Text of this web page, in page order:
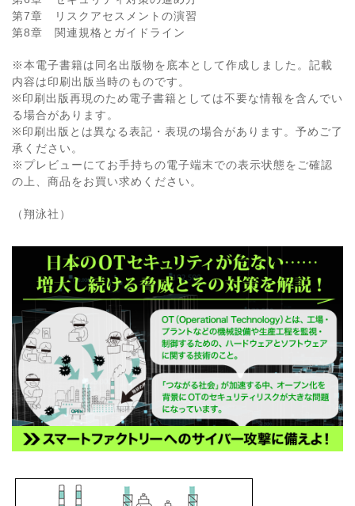
第7章 リスクアセスメントの演習
第8章 関連規格とガイドライン
※本電子書籍は同名出版物を底本として作成しました。記載
内容は印刷出版当時のものです。
※印刷出版再現のため電子書籍としては不要な情報を含んでい
る場合があります。
※印刷出版とは異なる表記・表現の場合があります。予めご了
承ください。
※プレビューにてお手持ちの電子端末での表示状態をご確認
の上、商品をお買い求めください。
（翔泳社）